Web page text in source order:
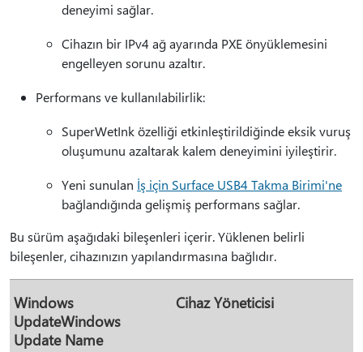
deneyimi sağlar.
Cihazın bir IPv4 ağ ayarında PXE önyüklemesini
engelleyen sorunu azaltır.
Performans ve kullanılabilirlik:
SuperWetInk özelliği etkinleştirildiğinde eksik vuruş
oluşumunu azaltarak kalem deneyimini iyileştirir.
Yeni sunulan İş için Surface USB4 Takma Birimi'ne
bağlandığında gelişmiş performans sağlar.
Bu sürüm aşağıdaki bileşenleri içerir. Yüklenen belirli
bileşenler, cihazınızın yapılandırmasına bağlıdır.
Windows
UpdateWindows
Update Name
Cihaz Yöneticisi